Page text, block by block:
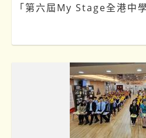
「第六屆My Stage全港中